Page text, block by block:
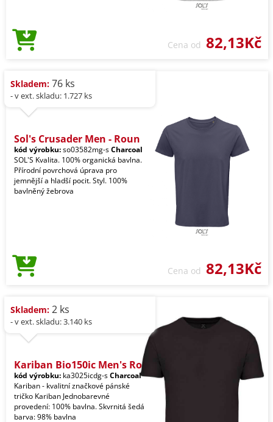
Cena od 82,13Kč
Skladem: 76 ks
- v ext. skladu: 1.727 ks
Sol's Crusader Men - Roun
kód výrobku:so03582mg-sCharcoal
SOL'S Kvalita. 100% organická bavlna.
Přírodní povrchová úprava pro
jemnější a hladší pocit. Styl. 100%
bavlněný žebrova
Cena od 82,13Kč
Skladem: 2 ks
- v ext. skladu: 3.140 ks
Kariban Bio150ic Men's Ro
kód výrobku: ka3025icdg-sCharcoal
Kariban - kvalitní značkové pánské
tričko Kariban Jednobarevné
provedení: 100% bavlna. Skvrnitá šedá
barva: 98% bavlna